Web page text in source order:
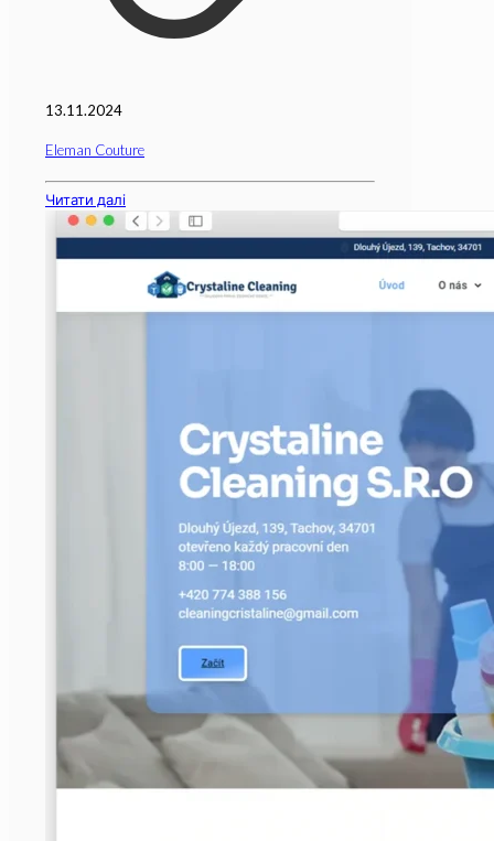
13.11.2024
Eleman Couture
Читати далі